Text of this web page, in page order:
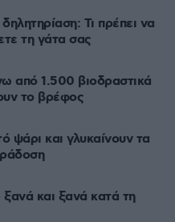
Τι πρέπει να
τη γάτα σας
από 1.500 βιοδραστικά
το βρέφος
ψάρι και γλυκαίνουν τα
και ξανά κατά τη